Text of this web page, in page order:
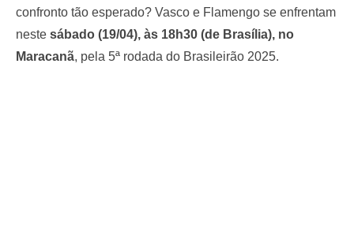
confronto tão esperado? Vasco e Flamengo se enfrentam
neste sábado (19/04), às 18h30 (de Brasília), no
Maracanã, pela 5ª rodada do Brasileirão 2025.